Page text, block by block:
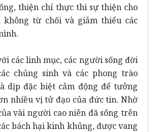
thiện chí thực thi sự thiện cho
không từ chối và giảm thiểu các
các linh mục, các người sống đời
chủng sinh và các phong trào
dịp đặc biệt cảm động để tưởng
nhiều vị tử đạo của đức tin. Nhờ
vài người cao niên đã sống trên
bách hại kinh khủng, được vang